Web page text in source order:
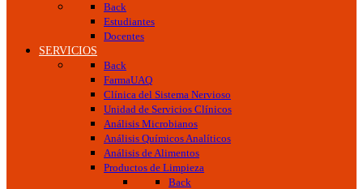
Back
Estudiantes
Docentes
SERVICIOS
Back
FarmaUAQ
Clínica del Sistema Nervioso
Unidad de Servicios Clínicos
Análisis Microbianos
Análisis Químicos Analíticos
Análisis de Alimentos
Productos de Limpieza
Back